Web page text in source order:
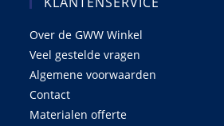
Over de GWW Winkel
Veel gestelde vragen
Algemene voorwaarden
Contact
Materialen offerte